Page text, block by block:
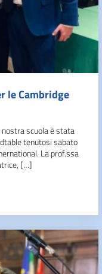
le Cambridge
scuola è stata
tenutosi sabato
La prof.ssa
[…]